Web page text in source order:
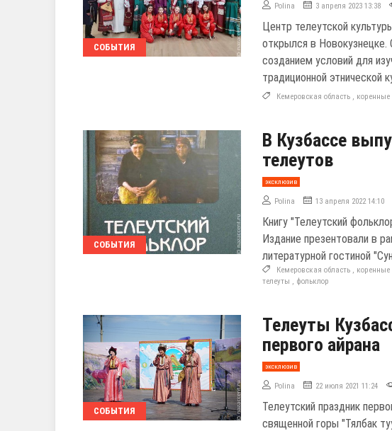
СОБЫТИЯ
Polina 3 апреля 2023 13:38
Центр телеутской
открылся в Новокузнецке.
созданием условий для
традиционной этнической
Кемеровская область ,
СОБЫТИЯ
В Кузбассе
телеутов
эксклюзив
Polina 13 апреля 2022 14:10
Книгу "Телеутский
Издание презентовали в
литературной гостиной
Кемеровская область ,
телеуты , фольклор
СОБЫТИЯ
Телеуты
первого айрана
эксклюзив
Polina 22 июля 2021 11:24
Телеутский праздник
священной горы "Тялбак